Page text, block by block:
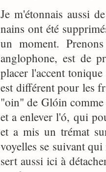
Je m'étonnais aussi
nains ont été
un moment.
anglophone, est de
placer l'accent
est différent pour les
"oin" de Glóin comme
et a enlever l'ó, qui
et a mis un trémat
voyelles se suivant
sert aussi ici à